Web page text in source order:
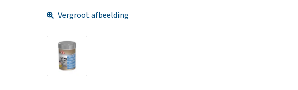
Vergroot afbeelding